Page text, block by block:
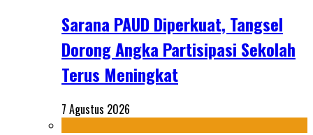
Sarana PAUD Diperkuat, Tangsel
Dorong Angka Partisipasi Sekolah
Terus Meningkat
7 Agustus 2026